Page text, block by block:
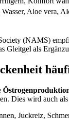
Aloe vera,
(NAMS)
Gleitgel als
Dies wird auch als
Juckreiz,